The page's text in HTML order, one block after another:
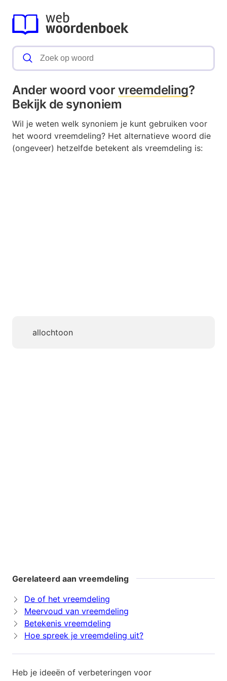
Ander woord voor vreemdeling?
Bekijk de synoniem
Wil je weten welk synoniem je kunt gebruiken voor
het woord vreemdeling? Het alternatieve woord die
(ongeveer) hetzelfde betekent als vreemdeling is:
allochtoon
Gerelateerd aan vreemdeling
De of het vreemdeling
Meervoud van vreemdeling
Betekenis vreemdeling
Hoe spreek je vreemdeling uit?
Heb je ideeën of verbeteringen voor